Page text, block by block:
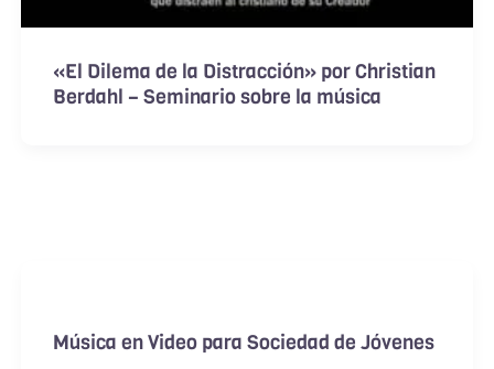
«El Dilema de la Distracción» por Christian
Berdahl – Seminario sobre la música
Música en Video para Sociedad de Jóvenes